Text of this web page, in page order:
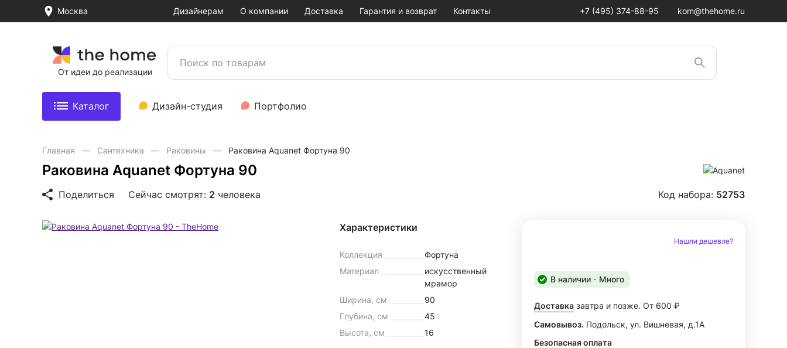
Москва Дизайнерам О компании Доставка Гарантия и возврат Контакты +7 (495) 374-88-95 kom@thehome.ru
От идеи до реализации
Каталог Дизайн-студия Портфолио
Главная Сантехника Раковины Раковина Aquanet Фортуна 90
Раковина Aquanet Фортуна 90
Поделиться Сейчас смотрят: 2 человека Код набора: 52753
Характеристики
Коллекция
Фортуна
Материал
искусственный
мрамор
Ширина, см
90
Глубина, см
45
Высота, см
16
Нашли дешевле?
В наличии Много
Доставка завтра и позже. От 600 ₽
Самовывоз. Подольск, ул. Вишневая, д.1А
Безопасная оплата